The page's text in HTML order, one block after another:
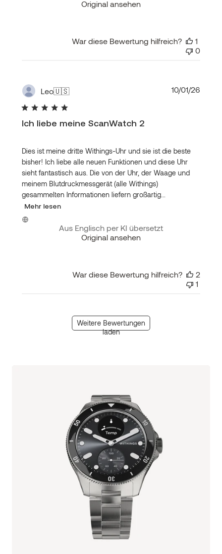
Original ansehen
War diese Bewertung hilfreich?
1
0
Leo🇺🇸
Ich liebe meine ScanWatch 2
Dies ist meine dritte Withings-Uhr und sie ist die beste
bisher! Ich liebe alle neuen Funktionen und diese Uhr
sieht fantastisch aus. Die von der Uhr, der Waage und
meinem Blutdruckmessgerät (alle Withings)
gesammelten Informationen liefern großartig...
Mehr lesen
Aus Englisch per KI übersetzt
Original ansehen
10/01/26
War diese Bewertung hilfreich?
2
1
Weitere Bewertungen
laden